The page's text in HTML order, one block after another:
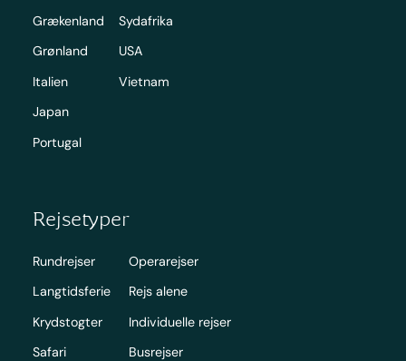
Grækenland
Grønland
Italien
Japan
Portugal
Sydafrika
USA
Vietnam
Rejsetyper
Rundrejser
Langtidsferie
Krydstogter
Safari
Operarejser
Rejs alene
Individuelle rejser
Busrejser